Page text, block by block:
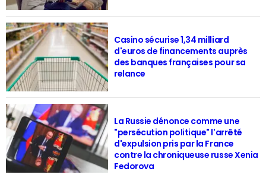
Casino sécurise 1,34 milliard
d'euros de financements auprès
des banques françaises pour sa
relance
La Russie dénonce comme une
"persécution politique" l'arrêté
d'expulsion pris par la France
contre la chroniqueuse russe Xenia
Fedorova